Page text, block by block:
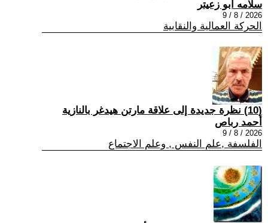
سلامه ابو زعيتر
2026 / 8 / 9
الحركة العمالية والنقابية
(10) نظرة جديدة إلى علاقة مارتن هيدغر بالنازية
أحمد رباص
2026 / 8 / 9
الفلسفة ,علم النفس , وعلم الاجتماع